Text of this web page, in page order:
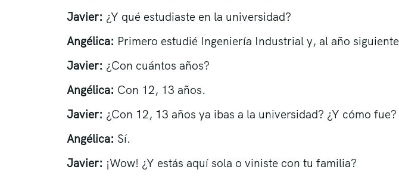
Javier: ¿Y qué estudiaste en la universidad?
Angélica: Primero estudié Ingeniería Industrial y, al año
Javier: ¿Con cuántos años?
Angélica: Con 12, 13 años.
Javier: ¿Con 12, 13 años ya ibas a la universidad? ¿Y cómo
Angélica: Sí.
Javier: ¡Wow! ¿Y estás aquí sola o viniste con tu familia?